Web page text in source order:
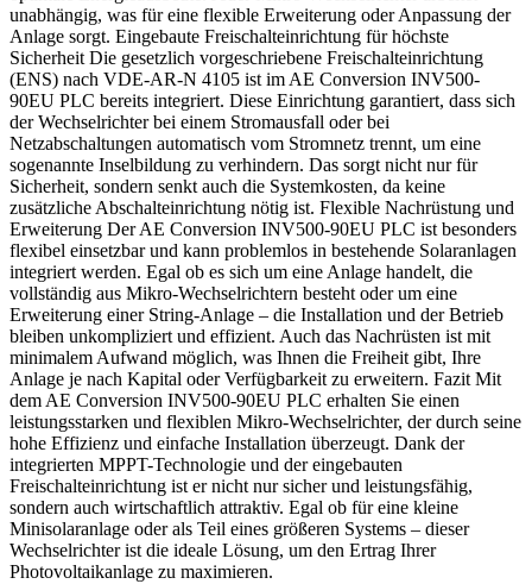
unabhängig, was für eine flexible Erweiterung oder Anpassung der
Anlage sorgt. Eingebaute Freischalteinrichtung für höchste
Sicherheit Die gesetzlich vorgeschriebene Freischalteinrichtung
(ENS) nach VDE-AR-N 4105 ist im AE Conversion INV500-
90EU PLC bereits integriert. Diese Einrichtung garantiert, dass sich
der Wechselrichter bei einem Stromausfall oder bei
Netzabschaltungen automatisch vom Stromnetz trennt, um eine
sogenannte Inselbildung zu verhindern. Das sorgt nicht nur für
Sicherheit, sondern senkt auch die Systemkosten, da keine
zusätzliche Abschalteinrichtung nötig ist. Flexible Nachrüstung und
Erweiterung Der AE Conversion INV500-90EU PLC ist besonders
flexibel einsetzbar und kann problemlos in bestehende Solaranlagen
integriert werden. Egal ob es sich um eine Anlage handelt, die
vollständig aus Mikro-Wechselrichtern besteht oder um eine
Erweiterung einer String-Anlage – die Installation und der Betrieb
bleiben unkompliziert und effizient. Auch das Nachrüsten ist mit
minimalem Aufwand möglich, was Ihnen die Freiheit gibt, Ihre
Anlage je nach Kapital oder Verfügbarkeit zu erweitern. Fazit Mit
dem AE Conversion INV500-90EU PLC erhalten Sie einen
leistungsstarken und flexiblen Mikro-Wechselrichter, der durch seine
hohe Effizienz und einfache Installation überzeugt. Dank der
integrierten MPPT-Technologie und der eingebauten
Freischalteinrichtung ist er nicht nur sicher und leistungsfähig,
sondern auch wirtschaftlich attraktiv. Egal ob für eine kleine
Minisolaranlage oder als Teil eines größeren Systems – dieser
Wechselrichter ist die ideale Lösung, um den Ertrag Ihrer
Photovoltaikanlage zu maximieren.